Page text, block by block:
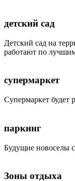
детский сад
Детский сад на
работают по
супермаркет
Супермаркет будет
паркинг
Будущие новоселы
Зоны отдыха